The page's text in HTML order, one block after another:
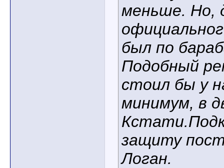
меньше. Но,
был по
Подобный
стоил бы у
минимум, в
защиту
Логан.